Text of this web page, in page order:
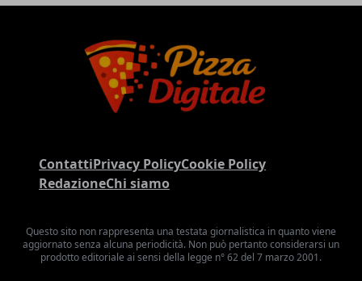
ContattiPrivacy PolicyCookie Policy
RedazioneChi siamo
Questo sito non rappresenta una testata giornalistica in quanto viene
aggiornato senza alcuna periodicità. Non può pertanto considerarsi un
prodotto editoriale ai sensi della legge n° 62 del 7 marzo 2001.